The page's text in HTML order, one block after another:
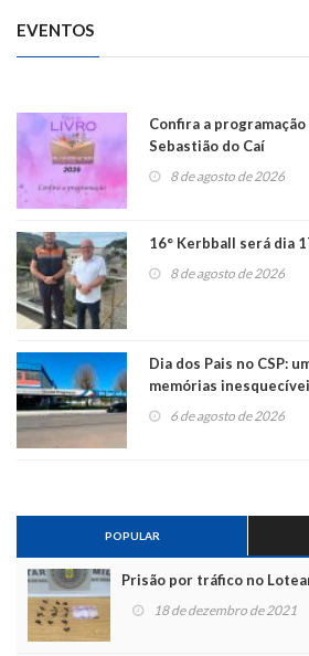
EVENTOS
Confira a
Sebastião do Caí
8 de agosto de 2026
16° Kerbball será dia
8 de agosto de 2026
Dia dos Pais no CSP:
memórias
6 de agosto de 2026
POPULAR
Prisão por tráfico no
18 de dezembro de 2021